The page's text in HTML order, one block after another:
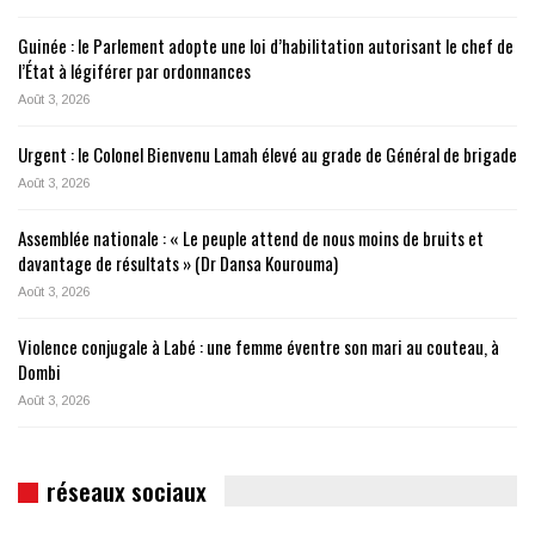
Guinée : le Parlement adopte une loi d’habilitation autorisant le chef de
l’État à légiférer par ordonnances
Août 3, 2026
Urgent : le Colonel Bienvenu Lamah élevé au grade de Général de brigade
Août 3, 2026
Assemblée nationale : « Le peuple attend de nous moins de bruits et
davantage de résultats » (Dr Dansa Kourouma)
Août 3, 2026
Violence conjugale à Labé : une femme éventre son mari au couteau, à
Dombi
Août 3, 2026
réseaux sociaux